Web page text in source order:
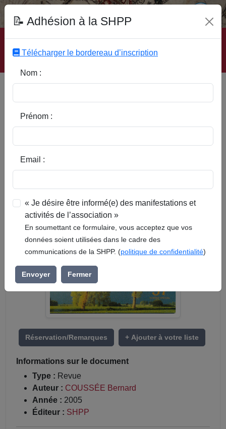
Accueil | Site SHPP | Auteurs | Editeurs | Rubriques |
Sous-Rubriques | Mots-Clefs | Contact
sautaient le filet Maurand (1)
Réservation/Remarques + Ajouter à votre liste
Informations sur le document
Type : Revue
Auteur : COUSSÉE Bernard
Année : 2005
Éditeur : SHPP
📝 Adhésion à la SHPP
Télécharger le bordereau d’inscription
Nom :
Prénom :
Email :
« Je désire être informé(e) des manifestations et
activités de l’association »
En soumettant ce formulaire, vous acceptez que vos
données soient utilisées dans le cadre des
communications de la SHPP. (politique de confidentialité)
Envoyer Fermer